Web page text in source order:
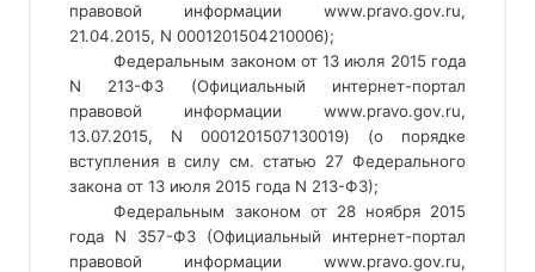
правовой информации www.pravo.gov.ru,
21.04.2015, N 0001201504210006);
Федеральным законом от 13 июля 2015 года
N 213-ФЗ (Официальный интернет-портал
правовой информации www.pravo.gov.ru,
13.07.2015, N 0001201507130019) (о порядке
вступления в силу см. статью 27 Федерального
закона от 13 июля 2015 года N 213-ФЗ);
Федеральным законом от 28 ноября 2015
года N 357-ФЗ (Официальный интернет-портал
правовой информации www.pravo.gov.ru,